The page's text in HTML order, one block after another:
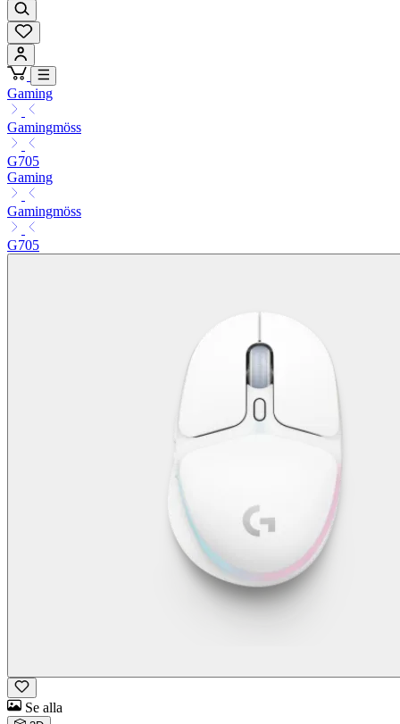
Gaming
Gamingmöss
G705
Gaming
Gamingmöss
G705
Se alla